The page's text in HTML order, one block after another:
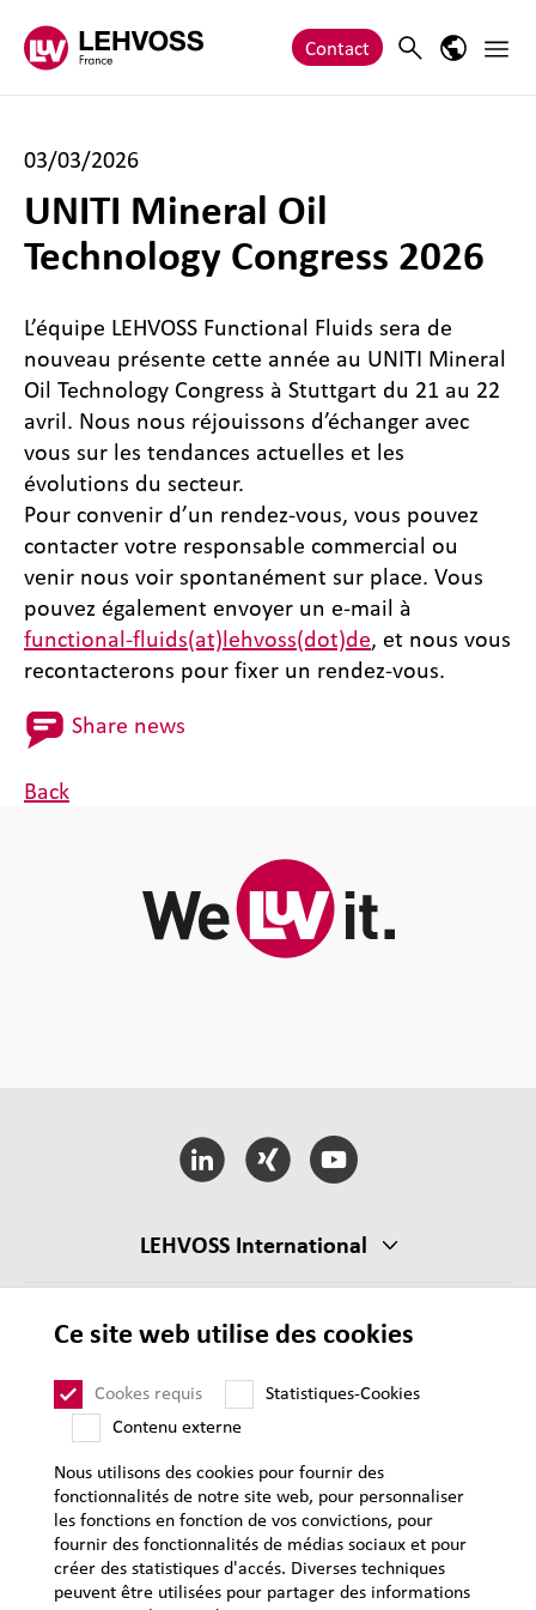
Contact Search Main
03/03/2026
UNITI Mineral Oil
Technology Congress 2026
L’équipe LEHVOSS Functional Fluids sera de
nouveau présente cette année au UNITI Mineral
Oil Technology Congress à Stuttgart du 21 au 22
avril. Nous nous réjouissons d’échanger avec
vous sur les tendances actuelles et les
évolutions du secteur.
Pour convenir d’un rendez-vous, vous pouvez
contacter votre responsable commercial ou
venir nous voir spontanément sur place. Vous
pouvez également envoyer un e-mail à
functional-fluids(at)lehvoss(dot)de, et nous vous
recontacterons pour fixer un rendez-vous.
Share news
Back
LEHVOSS International
CGV
Mentions légales
Protection des données personnelles
Plan du site
Ce site web utilise des cookies
Cookes requis
Statistiques-Cookies
Contenu externe
Nous utilisons des cookies pour fournir des
fonctionnalités de notre site web, pour personnaliser
les fonctions en fonction de vos convictions, pour
fournir des fonctionnalités de médias sociaux et pour
créer des statistiques d'accés. Diverses techniques
peuvent être utilisées pour partager des informations